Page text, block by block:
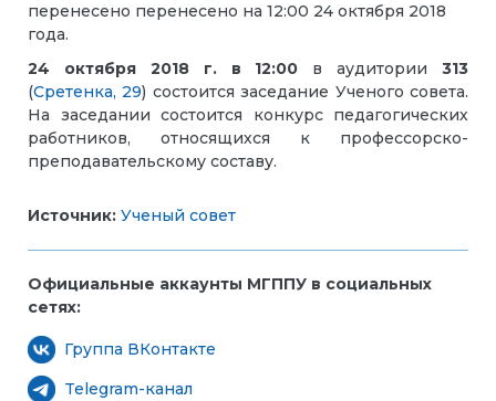
перенесено перенесено на 12:00 24 октября 2018
года.
24 октября 2018 г. в
12:00 в аудитории 313
(Сретенка, 29) состоится заседание Ученого совета.
На заседании состоится конкурс педагогических
работников, относящихся к профессорско-
преподавательскому составу.
Источник: Ученый совет
Официальные аккаунты МГППУ в социальных
сетях:
Группа ВКонтакте
Telegram-канал